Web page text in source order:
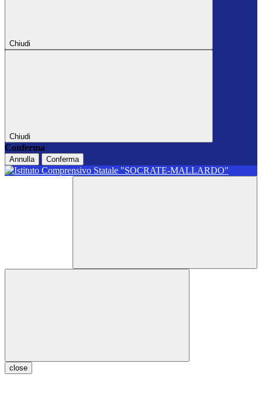
Chiudi
Chiudi
Conferma
Annulla Conferma
close